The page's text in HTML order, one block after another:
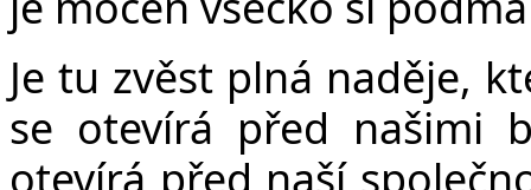
Je tu zvěst plná naděje,
se otevírá před našimi
otevírá před naší